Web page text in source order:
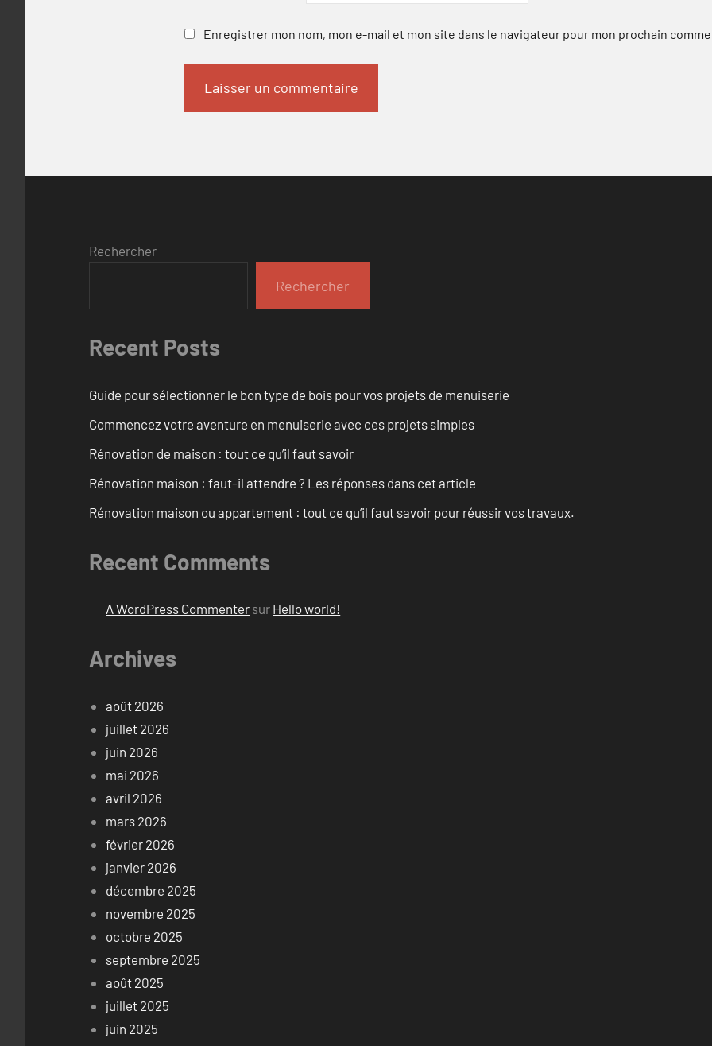
Enregistrer mon nom, mon e-mail et mon site dans le navigateur pour mon prochain
Rechercher
Rechercher
Recent Posts
Guide pour sélectionner le bon type de bois pour vos projets de menuiserie
Commencez votre aventure en menuiserie avec ces projets simples
Rénovation de maison : tout ce qu’il faut savoir
Rénovation maison : faut-il attendre ? Les réponses dans cet article
Rénovation maison ou appartement : tout ce qu’il faut savoir pour réussir vos travaux.
Recent Comments
A WordPress Commenter sur Hello world!
Archives
août 2026
juillet 2026
juin 2026
mai 2026
avril 2026
mars 2026
février 2026
janvier 2026
décembre 2025
novembre 2025
octobre 2025
septembre 2025
août 2025
juillet 2025
juin 2025